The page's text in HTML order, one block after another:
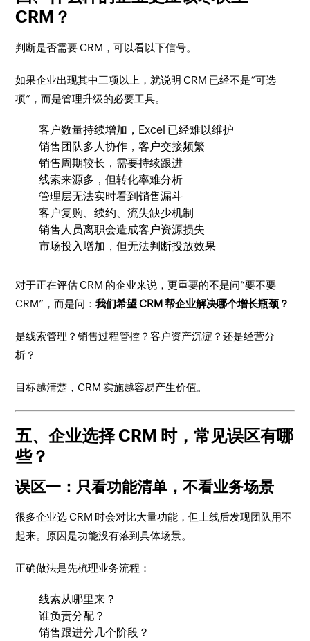
CRM？
判断是否需要 CRM，可以看以下信号。
如果企业出现其中三项以上，就说明 CRM 已经不是“可选
项”，而是管理升级的必要工具。
客户数量持续增加，Excel 已经难以维护
销售团队多人协作，客户交接频繁
销售周期较长，需要持续跟进
线索来源多，但转化率难分析
管理层无法实时看到销售漏斗
客户复购、续约、流失缺少机制
销售人员离职会造成客户资源损失
市场投入增加，但无法判断投放效果
对于正在评估 CRM 的企业来说，更重要的不是问“要不要
CRM”，而是问：我们希望 CRM 帮企业解决哪个增长瓶颈？
是线索管理？销售过程管控？客户资产沉淀？还是经营分
析？
目标越清楚，CRM 实施越容易产生价值。
五、企业选择 CRM 时，常见误区有哪
些？
误区一：只看功能清单，不看业务场景
很多企业选 CRM 时会对比大量功能，但上线后发现团队用不
起来。原因是功能没有落到具体场景。
正确做法是先梳理业务流程：
线索从哪里来？
谁负责分配？
销售跟进分几个阶段？